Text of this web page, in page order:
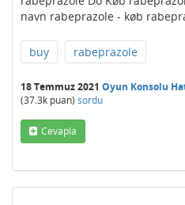
navn rabeprazole - køb
buy rabeprazole
18 Temmuz 2021 Oyun Konsolu
(37.3k puan) sordu
Cevapla